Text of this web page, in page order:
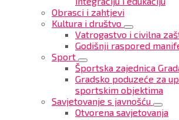
Obrasci i zahtjevi
Kultura i društvo
Vatrogastvo i civilna
Godišnji raspored
Sport
Športska zajednica
Gradsko poduzeće za
sportskim objektima
Savjetovanje s javnošću
Otvorena savjetovanja